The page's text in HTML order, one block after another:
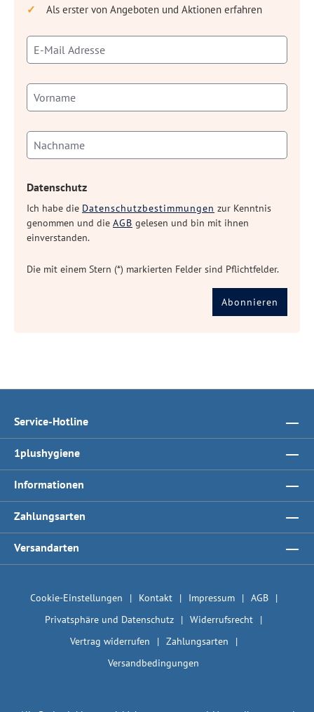
Als erster von Angeboten und Aktionen erfahren
Datenschutz
Ich habe die Datenschutzbestimmungen zur Kenntnis
genommen und die AGB gelesen und bin mit ihnen
einverstanden.
Die mit einem Stern (*) markierten Felder sind Pflichtfelder.
Abonnieren
Service-Hotline
1plushygiene
Informationen
Zahlungsarten
Versandarten
Cookie-Einstellungen Kontakt Impressum
AGB
Privatsphäre und Datenschutz
Widerrufsrecht
Vertrag widerrufen
Zahlungsarten
Versandbedingungen